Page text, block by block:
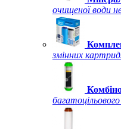
очищеної води
змінних